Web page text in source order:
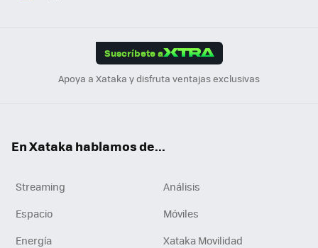
Suscríbete a
Apoya a Xataka y disfruta ventajas exclusivas
En Xataka hablamos de...
Streaming
Análisis
Espacio
Móviles
Energía
Xataka Movilidad